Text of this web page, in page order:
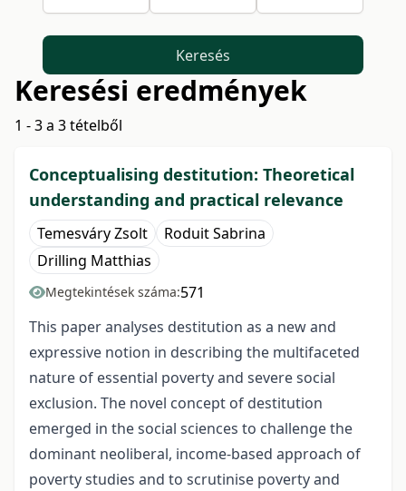
Keresés
Keresési eredmények
1 - 3 a 3 tételből
Conceptualising destitution: Theoretical
understanding and practical relevance
Temesváry Zsolt
Roduit Sabrina
Drilling Matthias
Megtekintések száma:571
This paper analyses destitution as a new and
expressive notion in describing the multifaceted
nature of essential poverty and severe social
exclusion. The novel concept of destitution
emerged in the social sciences to challenge the
dominant neoliberal, income-based approach of
poverty studies and to scrutinise poverty and